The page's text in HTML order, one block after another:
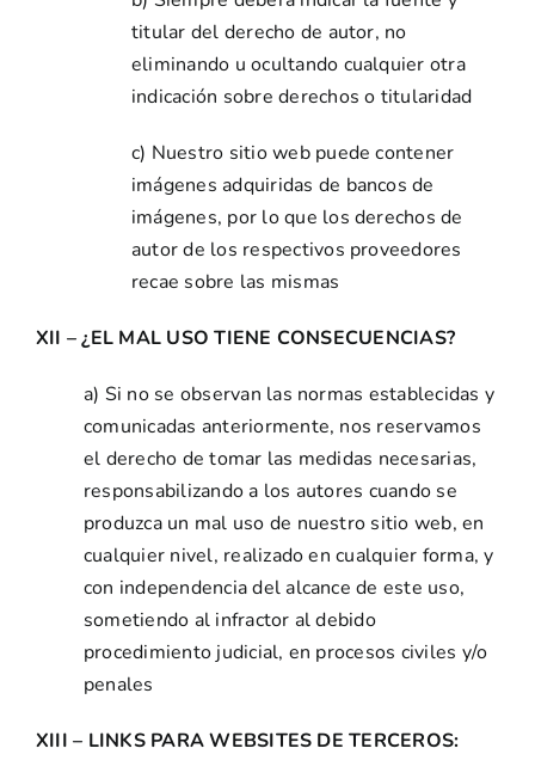
titular del derecho de autor, no
eliminando u ocultando cualquier otra
indicación sobre derechos o titularidad
c) Nuestro sitio web puede contener
imágenes adquiridas de bancos de
imágenes, por lo que los derechos de
autor de los respectivos proveedores
recae sobre las mismas
XII – ¿EL MAL USO TIENE CONSECUENCIAS?
a) Si no se observan las normas establecidas y
comunicadas anteriormente, nos reservamos
el derecho de tomar las medidas necesarias,
responsabilizando a los autores cuando se
produzca un mal uso de nuestro sitio web, en
cualquier nivel, realizado en cualquier forma, y ​​
con independencia del alcance de este uso,
sometiendo al infractor al debido
procedimiento judicial, en procesos civiles y/o
penales
XIII – LINKS PARA WEBSITES DE TERCEROS: